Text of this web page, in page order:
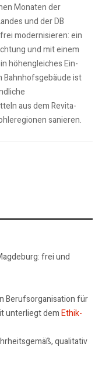
Monaten der
und der DB
modernisieren: ein
und mit einem
höhengleiches Ein-
Bahnhofsgebäude ist
aus dem Revita-
sanieren.
Infrastruktur der Harzer
Epitaph im
frei und
Berufsorganisation für
unterliegt demEthik-
qualitativ